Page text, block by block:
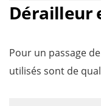
Dérailleur
Pour un passage
utilisés sont de